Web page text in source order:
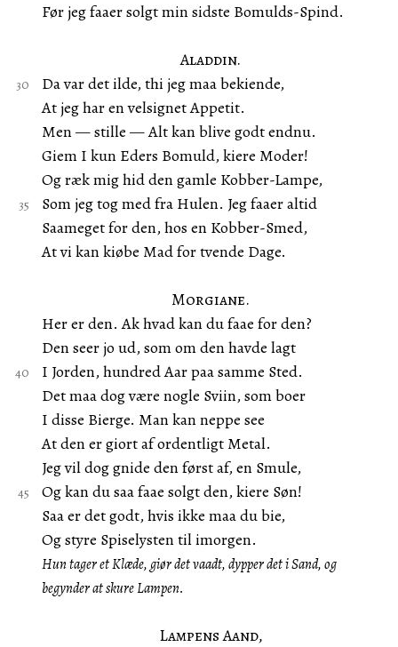
Før jeg faaer solgt min sidste Bomulds-Spind.
Aladdin.
Da var det ilde, thi jeg maa bekiende,
At jeg har en velsignet Appetit.
Men — stille — Alt kan blive godt endnu.
Giem I kun Eders Bomuld, kiere Moder!
Og ræk mig hid den gamle Kobber-Lampe,
Som jeg tog med fra Hulen. Jeg faaer altid
Saameget for den, hos en Kobber-Smed,
At vi kan kiøbe Mad for tvende Dage.
Morgiane.
Her er den. Ak hvad kan du faae for den?
Den seer jo ud, som om den havde lagt
I Jorden, hundred Aar paa samme Sted.
Det maa dog være nogle Sviin, som boer
I disse Bierge. Man kan neppe see
At den er giort af ordentligt Metal.
Jeg vil dog gnide den først af, en Smule,
Og kan du saa faae solgt den, kiere Søn!
Saa er det godt, hvis ikke maa du bie,
Og styre Spiselysten til imorgen.
Hun tager et Klæde, giør det vaadt, dypper det i Sand, og
begynder at skure Lampen.
Lampens Aand,